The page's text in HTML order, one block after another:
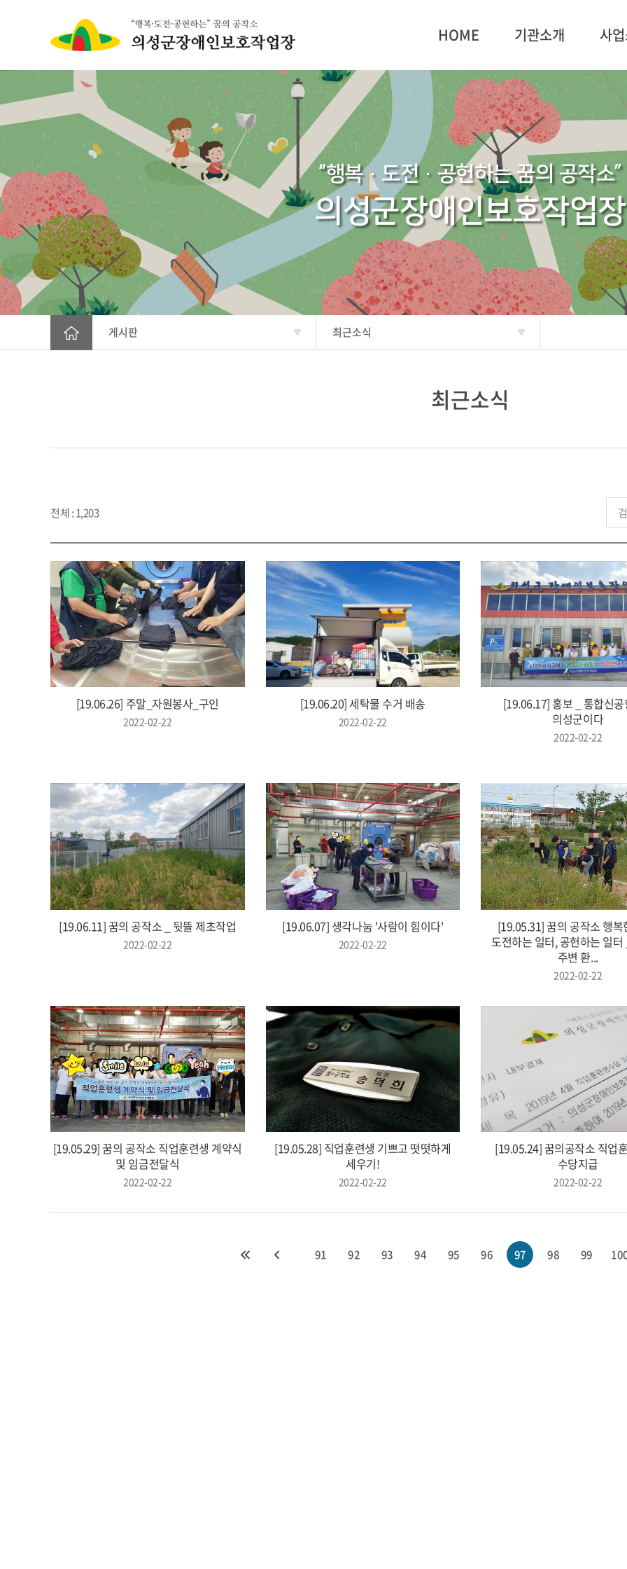
HOME 기관소개 사
“행복·도전·공헌하는 꿈의 공작소”
의성군장애인보호작업장
게시판 최근소식
최근소식
전체 : 1,203
[19.06.26] 주말_자원봉사_구인
2022-02-22
[19.06.20] 세탁물 수거 배송
2022-02-22
[19.06.17] 홍보 _ 통합신
의성군이다
2022-02-22
[19.06.11] 꿈의 공작소 _ 뒷뜰 제초작업
2022-02-22
[19.06.07] 생각나눔 '사람이 힘이다'
2022-02-22
[19.05.31] 꿈의 공작소 행복
도전하는 일터, 공헌하는 일터
주변 환...
2022-02-22
[19.05.29] 꿈의 공작소 직업훈련생 계약식
및 임금전달식
2022-02-22
[19.05.28] 직업훈련생 기쁘고 떳떳하게
세우기!
2022-02-22
[19.05.24] 꿈의공작소 직업
수당지급
2022-02-22
91 92 93 94 95 96 97 98 99